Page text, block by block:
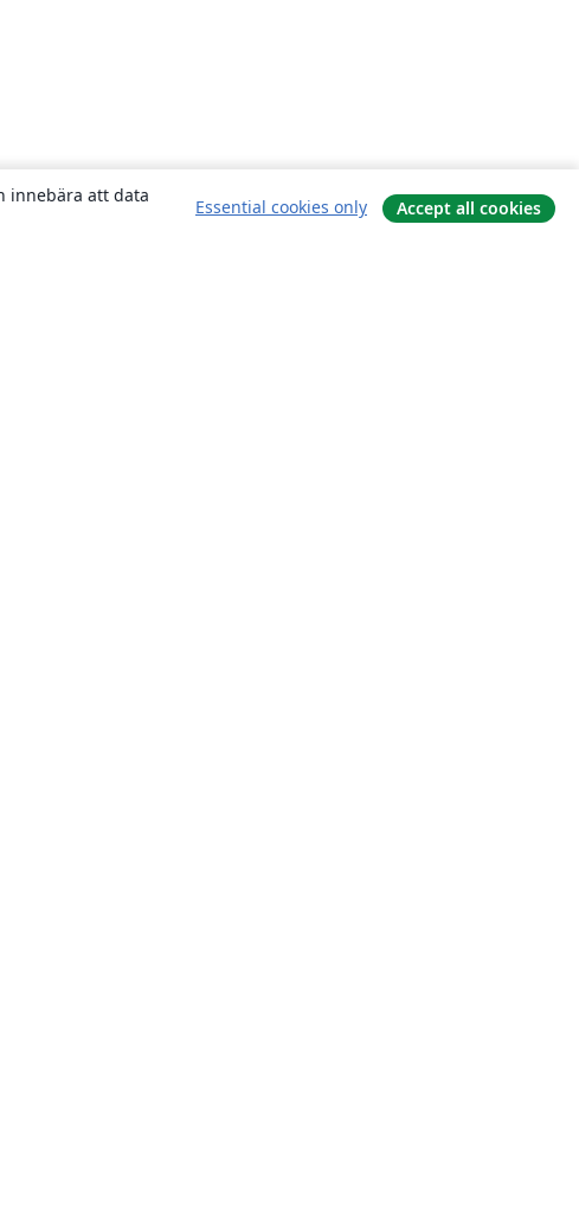
innebära att data
Essential cookies only Accept all cookies